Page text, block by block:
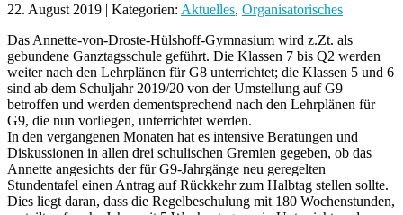
22. August 2019 | Kategorien: Aktuelles, Organisatorisches
Das Annette-von-Droste-Hülshoff-Gymnasium wird z.Zt. als
gebundene Ganztagsschule geführt. Die Klassen 7 bis Q2 werden
weiter nach den Lehrplänen für G8 unterrichtet; die Klassen 5 und 6
sind ab dem Schuljahr 2019/20 von der Umstellung auf G9
betroffen und werden dementsprechend nach den Lehrplänen für
G9, die nun vorliegen, unterrichtet werden.
In den vergangenen Monaten hat es intensive Beratungen und
Diskussionen in allen drei schulischen Gremien gegeben, ob das
Annette angesichts der für G9-Jahrgänge neu geregelten
Stundentafel einen Antrag auf Rückkehr zum Halbtag stellen sollte.
Dies liegt daran, dass die Regelbeschulung mit 180 Wochenstunden,